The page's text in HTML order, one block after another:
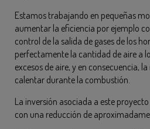
Estamos trabajando en pequeñas
aumentar la eficiencia por ejemplo
control de la salida de gases de los
perfectamente la cantidad de aire a
excesos de aire, y en consecuencia,
calentar durante la combustión.
La inversión asociada a este
con una reducción de